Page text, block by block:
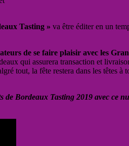
Tasting » va être éditer en un
de se faire plaisir avec les
qui assurera transaction et
tout, la fête restera dans les têtes
Bordeaux Tasting 2019 avec